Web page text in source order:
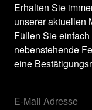
Erhalten Sie
unserer aktuellen
Füllen Sie
nebenstehende
eine